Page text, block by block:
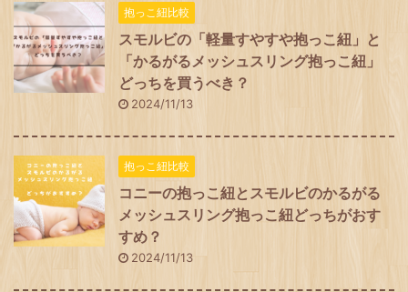
抱っこ紐比較
スモルビの「軽量すやすや抱っこ紐」と
「かるがるメッシュスリング抱っこ紐」
どっちを買うべき？
2024/11/13
抱っこ紐比較
コニーの抱っこ紐とスモルビのかるがる
メッシュスリング抱っこ紐どっちがおす
すめ？
2024/11/13